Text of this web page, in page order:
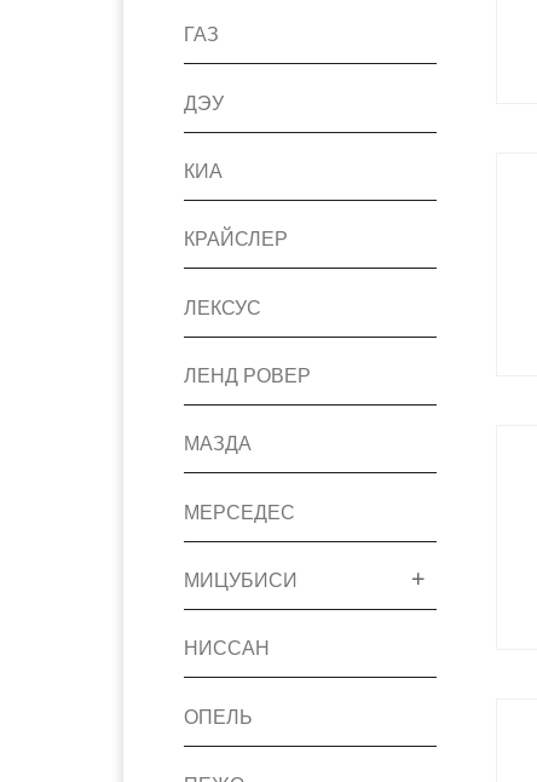
ГАЗ
ДЭУ
КИА
КРАЙСЛЕР
ЛЕКСУС
ЛЕНД РОВЕР
МАЗДА
МЕРСЕДЕС
МИЦУБИСИ
НИССАН
ОПЕЛЬ